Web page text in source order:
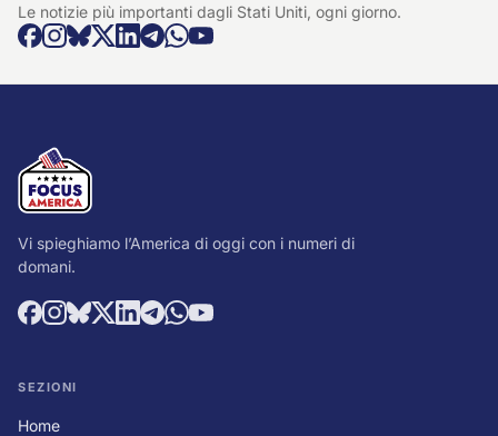
Le notizie più importanti dagli Stati Uniti, ogni giorno.
Vi spieghiamo l’America di oggi con i numeri di
domani.
SEZIONI
Home